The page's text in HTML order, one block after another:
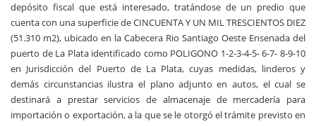
depósito fiscal que está interesado, tratándose de un predio que
cuenta con una superficie de CINCUENTA Y UN MIL TRESCIENTOS DIEZ
(51.310 m2), ubicado en la Cabecera Rio Santiago Oeste Ensenada del
puerto de La Plata identificado como POLIGONO 1-2-3-4-5- 6-7- 8-9-10
en Jurisdicción del Puerto de La Plata, cuyas medidas, linderos y
demás circunstancias ilustra el plano adjunto en autos, el cual se
destinará a prestar servicios de almacenaje de mercadería para
importación o exportación, a la que se le otorgó el trámite previsto en